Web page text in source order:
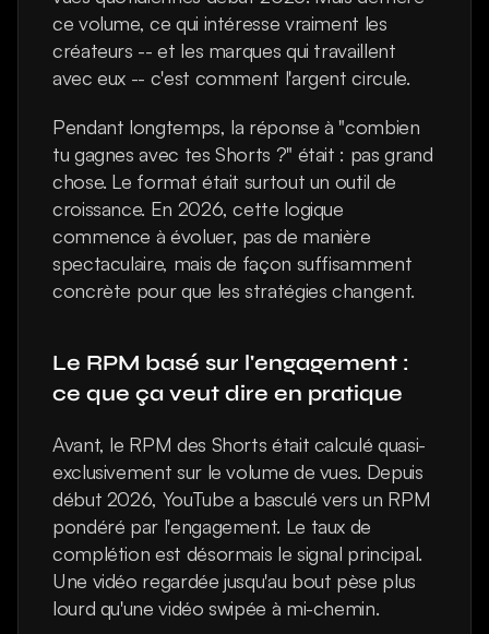
ce volume, ce qui intéresse vraiment les
créateurs -- et les marques qui travaillent
avec eux -- c'est comment l'argent circule.
Pendant longtemps, la réponse à "combien
tu gagnes avec tes Shorts ?" était : pas grand
chose. Le format était surtout un outil de
croissance. En 2026, cette logique
commence à évoluer, pas de manière
spectaculaire, mais de façon suffisamment
concrète pour que les stratégies changent.
Le RPM basé sur l'engagement :
ce que ça veut dire en pratique
Avant, le RPM des Shorts était calculé quasi-
exclusivement sur le volume de vues. Depuis
début 2026, YouTube a basculé vers un RPM
pondéré par l'engagement. Le taux de
complétion est désormais le signal principal.
Une vidéo regardée jusqu'au bout pèse plus
lourd qu'une vidéo swipée à mi-chemin.